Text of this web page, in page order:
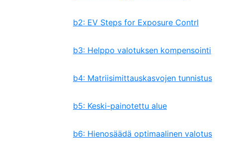
b2: EV Steps for Exposure Contrl
b3: Helppo valotuksen kompensointi
b4: Matriisimittauskasvojen tunnistus
b5: Keski-painotettu alue
b6: Hienosäädä optimaalinen valotus